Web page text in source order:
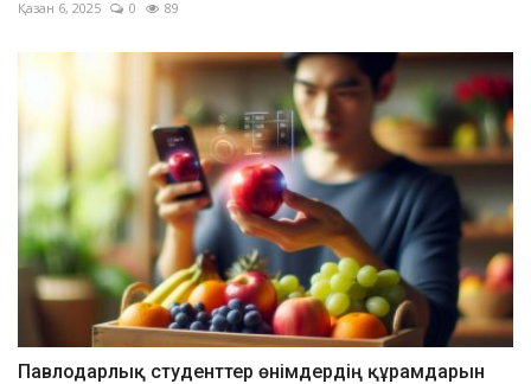
Қазан 6, 2025 0 89
Павлодарлық студенттер өнімдердің құрамдарын